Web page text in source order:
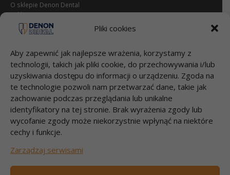
Pliki cookies
Aby zapewnić jak najlepsze wrażenia, korzystamy z
technologii, takich jak pliki cookie, do przechowywania i/lub
uzyskiwania dostępu do informacji o urządzeniu. Zgoda na
te technologie pozwoli nam przetwarzać dane, takie jak
zachowanie podczas przeglądania lub unikalne
identyfikatory na tej stronie. Brak wyrażenia zgody lub
wycofanie zgody może niekorzystnie wpłynąć na niektóre
cechy i funkcje.
Zarządzaj serwisami
O sklepie Denon Dental
Reklamacje i zwroty
dental.pl
Przelewy
Bank Millenium S.A.
95 1160 2202 0000 0000 2812 4826
DENON DENTAL Sp. z o.o.
Łubna 56
05-532 ŁUBNA
Szybki kontakt
pon-pt godz.9:00-17:00